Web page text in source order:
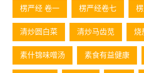
楞严经 卷一 楞严经卷七
清炒圆白菜 清炒马齿苋 烧
素什锦味噌汤 素食有益健康